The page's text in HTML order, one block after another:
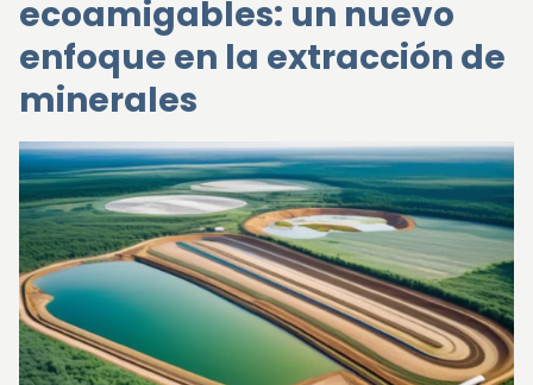
ecoamigables: un nuevo
enfoque en la extracción de
minerales